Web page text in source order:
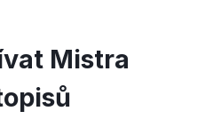
Mistra